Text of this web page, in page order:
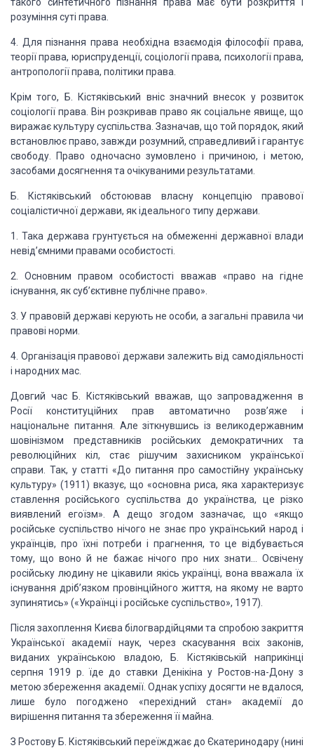
розуміння суті права.
4. Для пізнання права необхідна вза­ємодія філософії права,
теорії права, юриспруденції, соціології права, психології права,
антропології права, політики права.
Крім того, Б.
Кістяківський вніс значний внесок у розвиток
соціології права. Він розкривав право як соціальне явище, що
виражає культуру суспільства. Зазначав, що той порядок, який
встановлює право, завжди розумний, справедливий і гарантує
свободу. Право одночасно зумовлено і причиною, і метою,
засобами досягнення та очікуваними результатами.
Б. Кістяківський обстоював власну концепцію правової
соціалістич­ної держави, як ідеального типу держави.
1. Така держава грунтується на обмеженні державної влади
невід’ємними правами особистості.
2. Основним правом особистості вважав «право на гідне
існування, як суб’єктивне публічне право».
3. У правовій державі керують не особи, а загальні правила чи
правові норми.
4. Організація правової держави залежить від самодіяльності
і народних мас.
Довгий час Б.
Кістяківський вважав, що запровадження в
Росії кон­ституційних прав автоматично розв’яже і
національне питання. Але зіткнувшись із великодержавним
шовінізмом представників російських демократичних та
революційних кіл, стає рішучим захисником укра­їнської
справи. Так, у статті «До питання про самостійну українську
культуру» (1911) вказує, що «основна риса, яка характеризує
ставлен­ня російського суспільства до українства, це різко
виявлений егоїзм». А дещо згодом зазначає, що «якщо
російське суспільство нічого не знає про український народ і
українців, про їхні потреби і прагнення, то це відбувається
тому, що воно й не бажає нічого про них знати… Освічену
російську людину не цікавили якісь українці, вона вважала їх
існування дріб’язком провінційного життя, на якому не варто
зупинятись» («Укра­їнці і російське суспільство», 1917).
Після захоплення Києва білогвардійцями та спробою закриття
Укра­їнської академії наук, через скасування всіх законів,
виданих україн­ською владою, Б. Кістяківській наприкінці
серпня 1919 р. їде до ставки Денікіна у Ростов-на-Дону з
метою збереження академії. Однак успіху досягти не вдалося,
лише було погоджено «перехідний стан» академії до
вирішення питання та збереження її майна.
З Ростову Б. Кістяківський переїжджає до Єкатеринодару (нині